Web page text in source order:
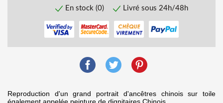
En stock (0) Livré sous 24h/48h
Reproduction d'un grand portrait d'ancêtres chinois sur toile